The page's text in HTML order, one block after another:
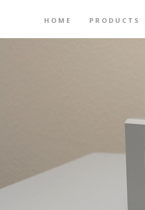
HOME PRODUCTS